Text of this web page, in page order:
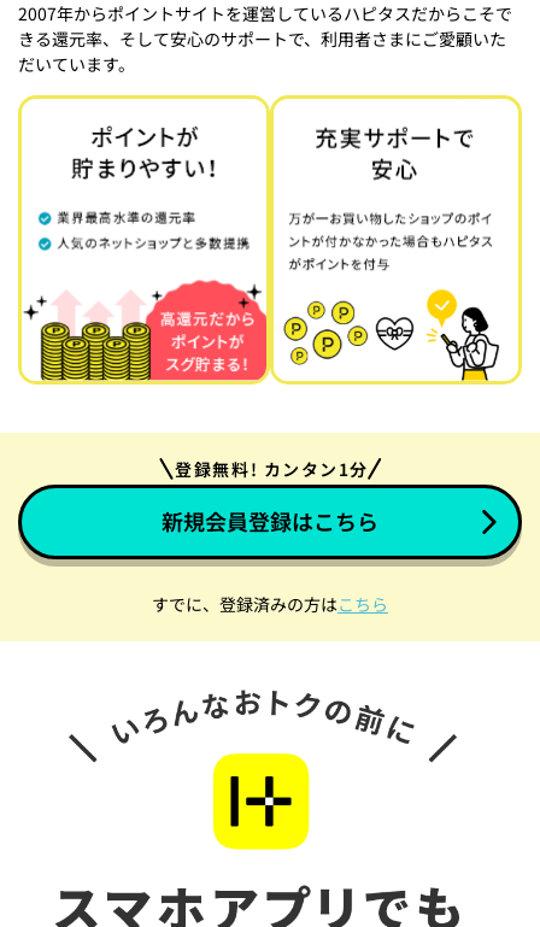
2007年からポイントサイトを運営しているハピタスだからこそで
きる還元率、そして安心のサポートで、利用者さまにご愛顧いた
だいています。
登録無料! カンタン1分
新規会員登録はこちら
すでに、登録済みの方はこちら